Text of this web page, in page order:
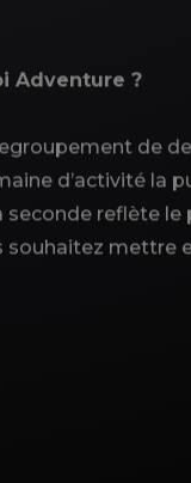
Adventure ?
de
d’activité la
seconde reflète
souhaitez mettre